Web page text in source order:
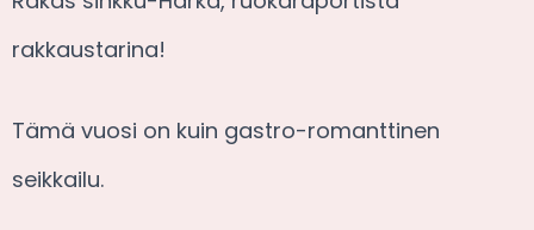
rakkaustarina!
Tämä vuosi on kuin gastro-romanttinen
seikkailu.